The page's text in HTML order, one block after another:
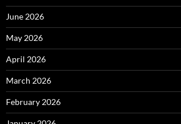
June 2026
May 2026
April 2026
March 2026
February 2026